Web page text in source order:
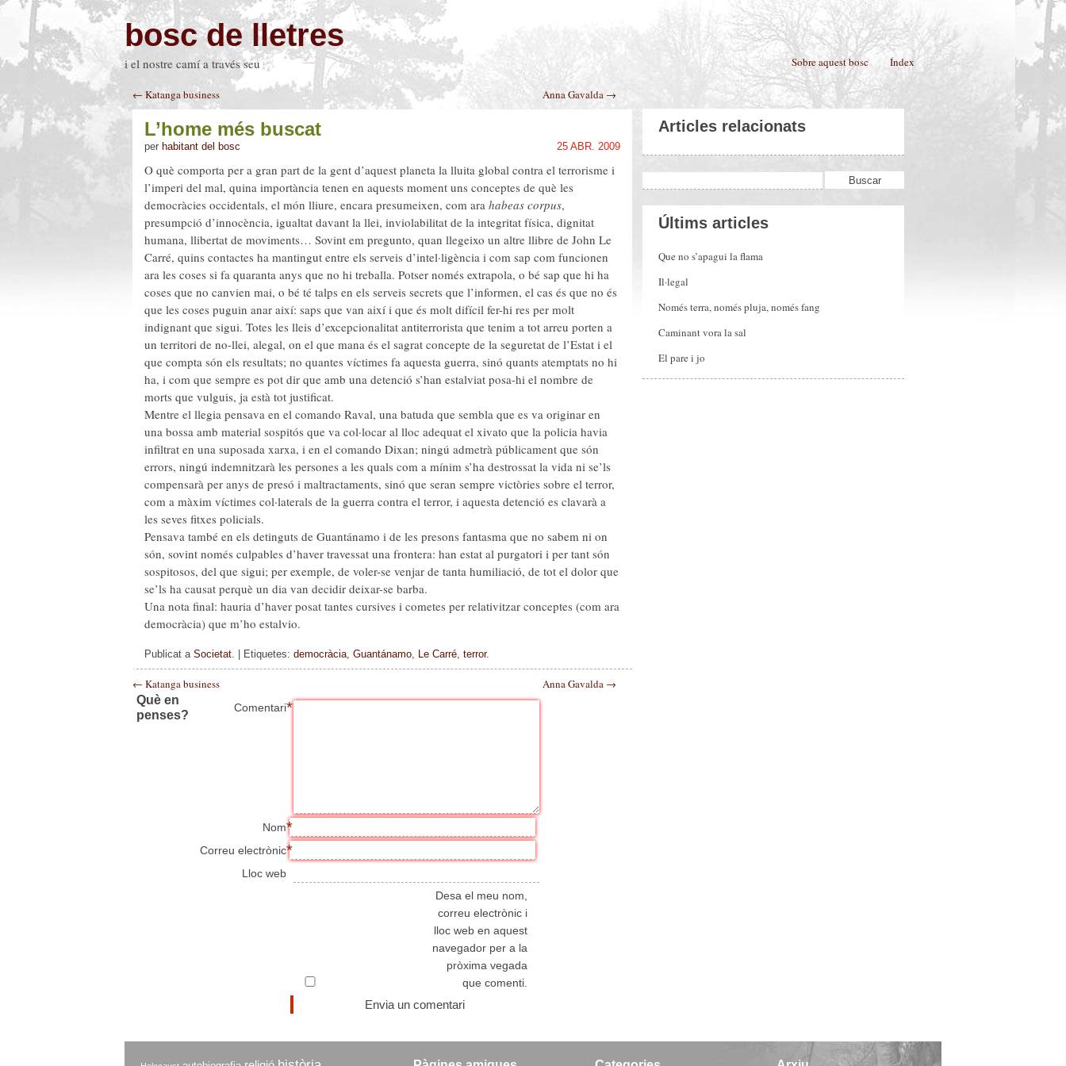
bosc de lletres
i el nostre camí a través seu Sobre aquest bosc Índex
← Katanga business Anna Gavalda →
L’home més buscat
per habitant del bosc 25 ABR. 2009
O què comporta per a gran part de la gent d’aquest planeta la lluita global contra el terrorisme i
l’imperi del mal, quina importància tenen en aquests moment uns conceptes de què les
democràcies occidentals, el món lliure, encara presumeixen, com ara habeas corpus,
presumpció d’innocència, igualtat davant la llei, inviolabilitat de la integritat física, dignitat
humana, llibertat de moviments… Sovint em pregunto, quan llegeixo un altre llibre de John Le
Carré, quins contactes ha mantingut entre els serveis d’intel·ligència i com sap com funcionen
ara les coses si fa quaranta anys que no hi treballa. Potser només extrapola, o bé sap que hi ha
coses que no canvien mai, o bé té talps en els serveis secrets que l’informen, el cas és que no és
que les coses puguin anar així: saps que van així i que és molt difícil fer-hi res per molt
indignant que sigui. Totes les lleis d’excepcionalitat antiterrorista que tenim a tot arreu porten a
un territori de no-llei, alegal, on el que mana és el sagrat concepte de la seguretat de l’Estat i el
que compta són els resultats; no quantes víctimes fa aquesta guerra, sinó quants atemptats no hi
ha, i com que sempre es pot dir que amb una detenció s’han estalviat posa-hi el nombre de
morts que vulguis, ja està tot justificat.
Mentre el llegia pensava en el comando Raval, una batuda que sembla que es va originar en
una bossa amb material sospitós que va col·locar al lloc adequat el xivato que la policia havia
infiltrat en una suposada xarxa, i en el comando Dixan; ningú admetrà públicament que són
errors, ningú indemnitzarà les persones a les quals com a mínim s’ha destrossat la vida ni se’ls
compensarà per anys de presó i maltractaments, sinó que seran sempre victòries sobre el terror,
com a màxim víctimes col·laterals de la guerra contra el terror, i aquesta detenció es clavarà a
les seves fitxes policials.
Pensava també en els detinguts de Guantánamo i de les presons fantasma que no sabem ni on
són, sovint només culpables d’haver travessat una frontera: han estat al purgatori i per tant són
sospitosos, del que sigui; per exemple, de voler-se venjar de tanta humiliació, de tot el dolor que
se’ls ha causat perquè un dia van decidir deixar-se barba.
Una nota final: hauria d’haver posat tantes cursives i cometes per relativitzar conceptes (com ara
democràcia) que m’ho estalvio.
Publicat a Societat. | Etiquetes: democràcia, Guantánamo, Le Carré, terror.
← Katanga business Anna Gavalda →
Què en
penses?
Comentari*
Nom*
Correu electrònic*
Lloc web
Desa el meu nom,
correu electrònic i
lloc web en aquest
navegador per a la
pròxima vegada
que comenti.
Articles relacionats
Últims articles
Que no s’apagui la flama
Il·legal
Només terra, només pluja, només fang
Caminant vora la sal
El pare i jo